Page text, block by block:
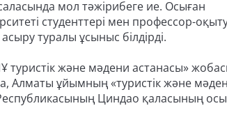
мол тәжірибеге ие. Осыған
студенттері мен профессор-
туралы ұсыныс білдірді.
және мәдени астанасы»
Алматы ұйымның «туристік және
Циндао қаласының осы